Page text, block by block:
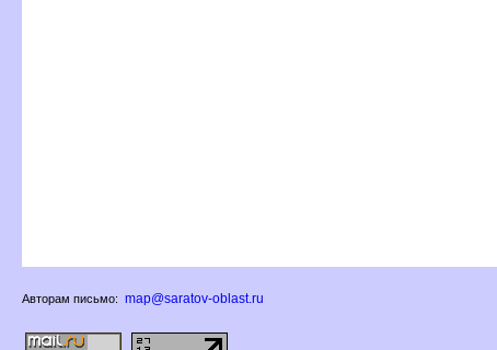
Авторам письмо: map@saratov-oblast.ru